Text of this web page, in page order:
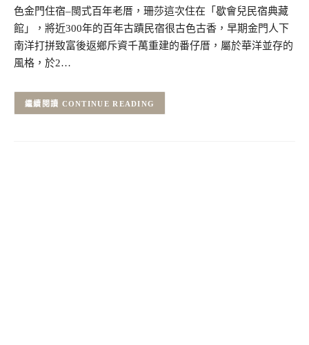
色金門住宿–閩式百年老厝，珊莎這次住在「歇會兒民宿典藏
館」，將近300年的百年古蹟民宿很古色古香，早期金門人下
南洋打拼致富後返鄉斥資千萬重建的番仔厝，屬於華洋並存的
風格，於2…
CONTINUE READING